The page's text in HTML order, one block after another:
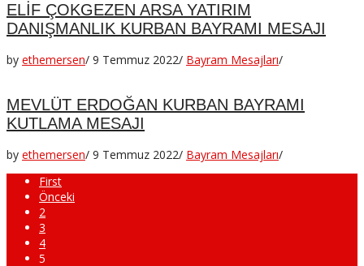
ELİF ÇOKGEZEN ARSA YATIRIM
DANIŞMANLIK KURBAN BAYRAMI MESAJI
by ethemersen/ 9 Temmuz 2022/ Bayram Mesajları/
MEVLÜT ERDOĞAN KURBAN BAYRAMI
KUTLAMA MESAJI
by ethemersen/ 9 Temmuz 2022/ Bayram Mesajları/
First
Önceki
2
3
4
5